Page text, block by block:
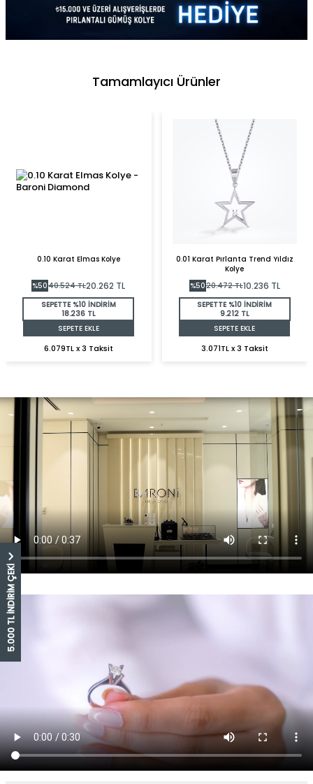
5.000 TL İNDİRİM ÇEKİ
Tamamlayıcı Ürünler
0.10 Karat Elmas Kolye
%5040.524TL20.262 TL
SEPETTE %10 İNDİRİM
18.236 TL
SEPETE EKLE
6.079TL x 3 Taksit
0.01 Karat Pırlanta Trend Yıldız
Kolye
%5020.472TL10.236 TL
SEPETTE %10 İNDİRİM
9.212 TL
SEPETE EKLE
3.071TL x 3 Taksit